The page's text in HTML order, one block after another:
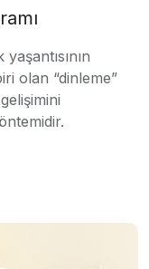
olan “dinleme”